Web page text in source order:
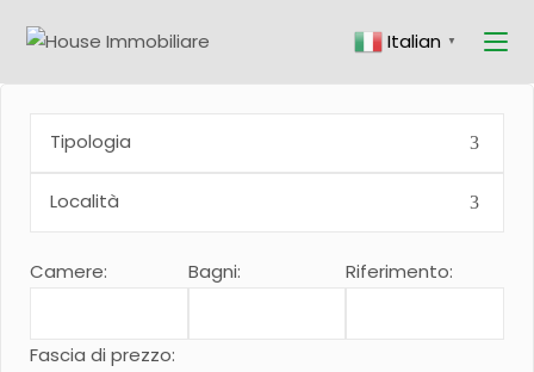
the Italian ▼
Camere: Bagni: Riferimento:
Fascia di prezzo: